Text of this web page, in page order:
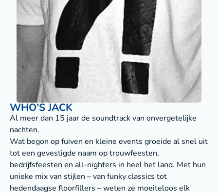
WHO’S JACK
Al meer dan 15 jaar de soundtrack van onvergetelijke
nachten.
Wat begon op fuiven en kleine events groeide al snel uit
tot een gevestigde naam op trouwfeesten,
bedrijfsfeesten en all-nighters in heel het land. Met hun
unieke mix van stijlen – van funky classics tot
hedendaagse floorfillers – weten ze moeiteloos elk